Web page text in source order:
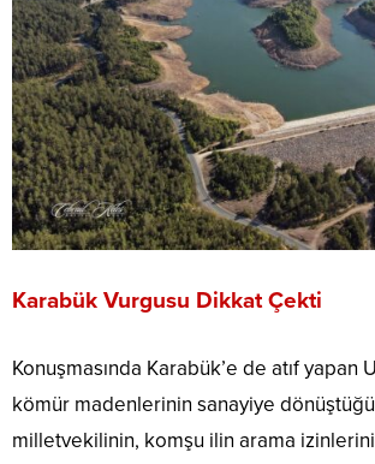
Karabük Vurgusu Dikkat Çekti
Konuşmasında Karabük’e de atıf yapan
kömür madenlerinin sanayiye dönüştüğü
milletvekilinin, komşu ilin arama